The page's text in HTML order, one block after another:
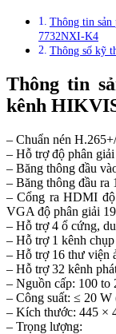
Thông tin
7732NXI-K4
Thông số kỹ
Thông tin
kênh
– Chuẩn nén
– Hỗ trợ độ phân
– Băng thông đầu
– Băng thông đầu ra
– Cổng ra HDMI
VGA độ phân giải
– Hỗ trợ 4 ổ cứng,
– Hỗ trợ 1 kênh
– Hỗ trợ 16 thư viện
– Hỗ trợ 32 kênh
– Nguồn cấp: 100
– Công suất: ≤ 20
– Kích thước: 445 ×
– Trọng lượng: